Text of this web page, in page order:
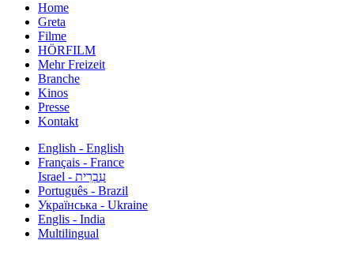
Home
Greta
Filme
HÖRFILM
Mehr Freizeit
Branche
Kinos
Presse
Kontakt
English - English
Français - France
עִבְרִית - Israel
Português - Brazil
Українська - Ukraine
Englis - India
Multilingual